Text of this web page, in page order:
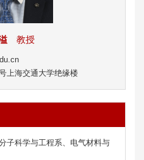
教授
上海交通大学绝缘楼
子科学与工程系、 电气材料与